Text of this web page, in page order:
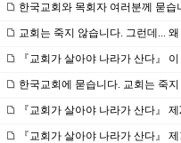
한국교회와 목회자 여러분께 묻
교회는 죽지 않습니다. 그런데...
『교회가 살아야 나라가 산다』
한국교회에 묻습니다. 교회는 죽
『교회가 살아야 나라가 산다』
『교회가 살아야 나라가 산다』